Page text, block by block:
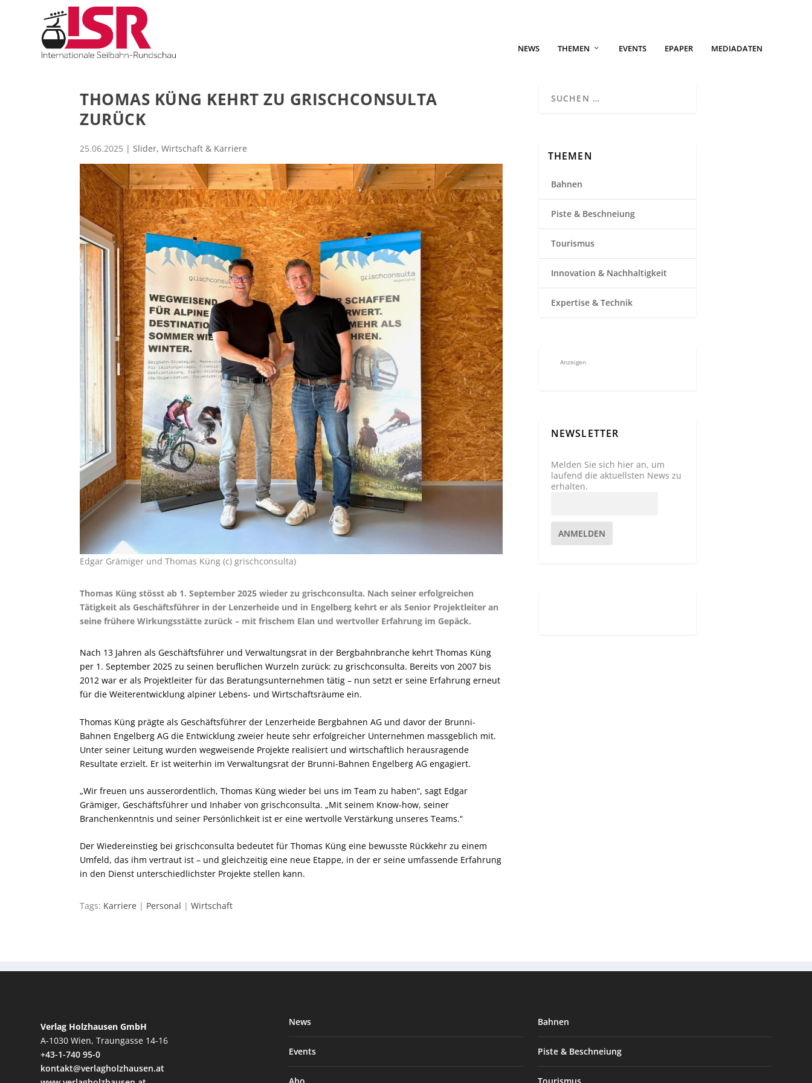
NEWS THEMEN EVENTS EPAPER MEDIADATEN
THOMAS KÜNG KEHRT ZU GRISCHCONSULTA
ZURÜCK
25.06.2025 | Slider, Wirtschaft & Karriere
Edgar Grämiger und Thomas Küng (c) grischconsulta)
Thomas Küng stösst ab 1. September 2025 wieder zu grischconsulta. Nach seiner erfolgreichen
Tätigkeit als Geschäftsführer in der Lenzerheide und in Engelberg kehrt er als Senior Projektleiter an
seine frühere Wirkungsstätte zurück – mit frischem Elan und wertvoller Erfahrung im Gepäck.
Nach 13 Jahren als Geschäftsführer und Verwaltungsrat in der Bergbahnbranche kehrt Thomas Küng
per 1. September 2025 zu seinen beruflichen Wurzeln zurück: zu grischconsulta. Bereits von 2007 bis
2012 war er als Projektleiter für das Beratungsunternehmen tätig – nun setzt er seine Erfahrung erneut
für die Weiterentwicklung alpiner Lebens- und Wirtschaftsräume ein.
Thomas Küng prägte als Geschäftsführer der Lenzerheide Bergbahnen AG und davor der Brunni-
Bahnen Engelberg AG die Entwicklung zweier heute sehr erfolgreicher Unternehmen massgeblich mit.
Unter seiner Leitung wurden wegweisende Projekte realisiert und wirtschaftlich herausragende
Resultate erzielt. Er ist weiterhin im Verwaltungsrat der Brunni-Bahnen Engelberg AG engagiert.
„Wir freuen uns ausserordentlich, Thomas Küng wieder bei uns im Team zu haben“, sagt Edgar
Grämiger, Geschäftsführer und Inhaber von grischconsulta. „Mit seinem Know-how, seiner
Branchenkenntnis und seiner Persönlichkeit ist er eine wertvolle Verstärkung unseres Teams.“
Der Wiedereinstieg bei grischconsulta bedeutet für Thomas Küng eine bewusste Rückkehr zu einem
Umfeld, das ihm vertraut ist – und gleichzeitig eine neue Etappe, in der er seine umfassende Erfahrung
in den Dienst unterschiedlichster Projekte stellen kann.
Tags: Karriere | Personal | Wirtschaft
THEMEN
Bahnen
Piste & Beschneiung
Tourismus
Innovation & Nachhaltigkeit
Expertise & Technik
Anzeigen
NEWSLETTER
Melden Sie sich hier an, um
laufend die aktuellsten News zu
erhalten.
ANMELDEN
Verlag Holzhausen GmbH
A-1030 Wien, Traungasse 14-16
+43-1-740 95-0
kontakt@verlagholzhausen.at
News
Events
Bahnen
Piste & Beschneiung